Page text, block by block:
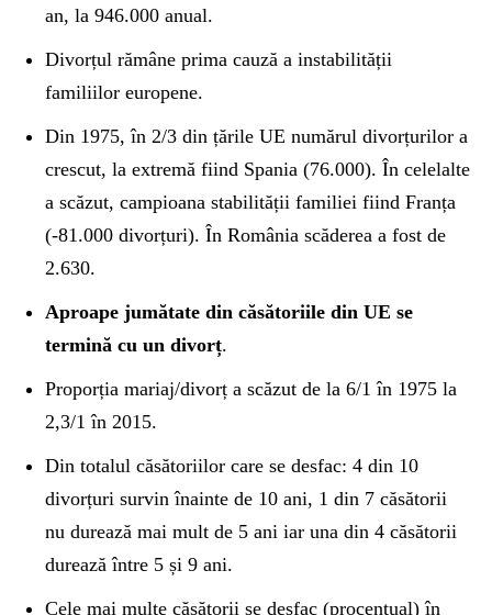
an, la 946.000 anual.
Divorțul rămâne prima cauză a instabilității
familiilor europene.
Din 1975, în 2/3 din țările UE numărul divorțurilor a
crescut, la extremă fiind Spania (76.000). În celelalte
a scăzut, campioana stabilității familiei fiind Franța
(-81.000 divorțuri). În România scăderea a fost de
2.630.
Aproape jumătate din căsătoriile din UE se
termină cu un divorț.
Proporția mariaj/divorț a scăzut de la 6/1 în 1975 la
2,3/1 în 2015.
Din totalul căsătoriilor care se desfac: 4 din 10
divorțuri survin înainte de 10 ani, 1 din 7 căsătorii
nu durează mai mult de 5 ani iar una din 4 căsătorii
durează între 5 și 9 ani.
Cele mai multe căsătorii se desfac (procentual) în